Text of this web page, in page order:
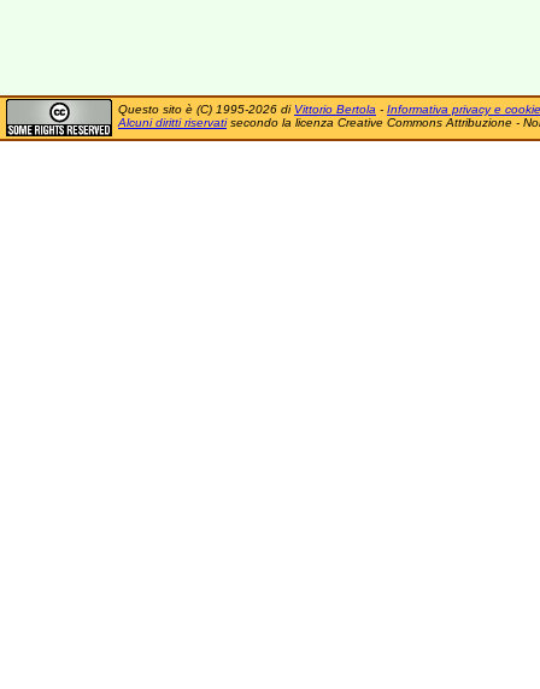
Questo sito è (C) 1995-2026 di Vittorio Bertola - Informativa privacy e cookie
Alcuni diritti riservatisecondo la licenza Creative Commons Attribuzione -